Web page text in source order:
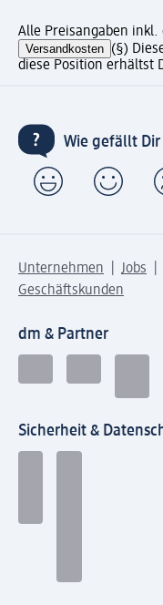
Alle Preisangaben inkl.
Versandkosten (§)
diese Position erhältst
Wie gefällt Dir
Unternehmen Jobs
Geschäftskunden
dm & Partner
Sicherheit &